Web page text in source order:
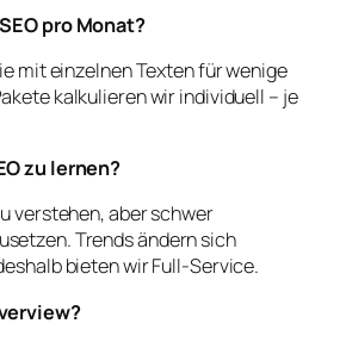
pro Monat?
mit einzelnen Texten für wenige
kalkulieren wir individuell – je
zu lernen?
verstehen, aber schwer
Trends ändern sich
bieten wir Full-Service.